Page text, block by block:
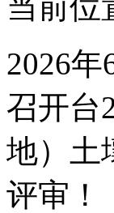
2026
召开台
地）土
评审！